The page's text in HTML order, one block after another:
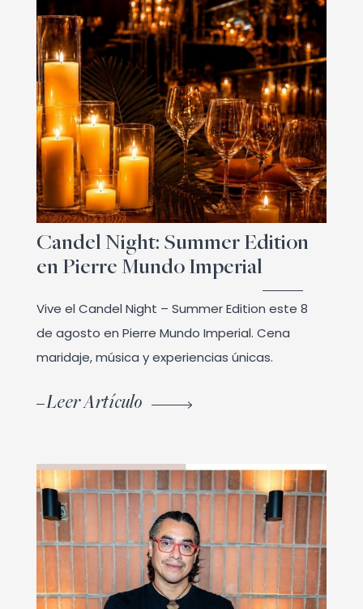
Candel Night: Summer Edition
en Pierre Mundo Imperial
Vive el Candel Night – Summer Edition este 8
de agosto en Pierre Mundo Imperial. Cena
maridaje, música y experiencias únicas.
Leer Artículo